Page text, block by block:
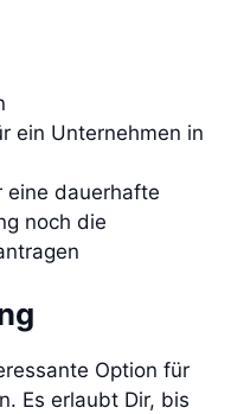
ein Unternehmen in
eine dauerhafte
noch die
Option für
Es erlaubt Dir, bis